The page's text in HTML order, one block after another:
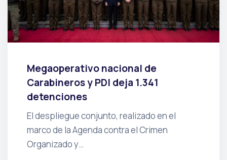
Megaoperativo nacional de
Carabineros y PDI deja 1.341
detenciones
El despliegue conjunto, realizado en el
marco de la Agenda contra el Crimen
Organizado y…